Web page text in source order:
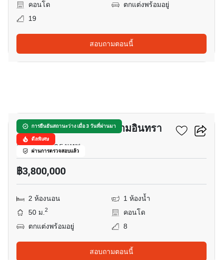
คอนโด
ตกแต่งพร้อมอยู่
19
สอบถามตอนนี้
การยืนยันสถานะว่าง เมื่อ 3 วันที่ผ่านมา
ดีลพิเศษ
ผ่านการตรวจสอบแล้ว
นีเวร่า คอนโด เอกมัย–รามอินทรา
ลาดพร้าว, กรุงเทพ
฿3,800,000
2 ห้องนอน
1 ห้องน้ำ
50 ม.2
คอนโด
ตกแต่งพร้อมอยู่
8
สอบถามตอนนี้